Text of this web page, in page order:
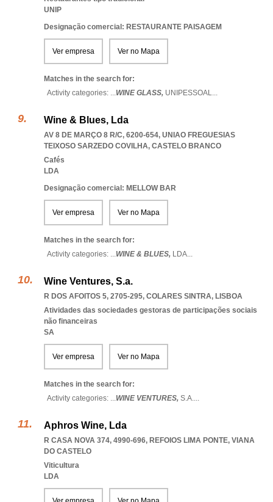
UNIP
Designação comercial: RESTAURANTE PAISAGEM
Ver empresa Ver no Mapa
Matches in the search for:
Activity categories: ...WINE GLASS, UNIPESSOAL...
Wine & Blues, Lda
AV 8 DE MARÇO 8 R/C, 6200-654, UNIAO FREGUESIAS
TEIXOSO SARZEDO COVILHA, CASTELO BRANCO
Cafés
LDA
Designação comercial: MELLOW BAR
Ver empresa Ver no Mapa
Matches in the search for:
Activity categories: ...WINE & BLUES, LDA...
Wine Ventures, S.a.
R DOS AFOITOS 5, 2705-295, COLARES SINTRA, LISBOA
Atividades das sociedades gestoras de participações sociais
não financeiras
SA
Ver empresa Ver no Mapa
Matches in the search for:
Activity categories: ...WINE VENTURES, S.A....
Aphros Wine, Lda
R CASA NOVA 374, 4990-696, REFOIOS LIMA PONTE, VIANA
DO CASTELO
Viticultura
LDA